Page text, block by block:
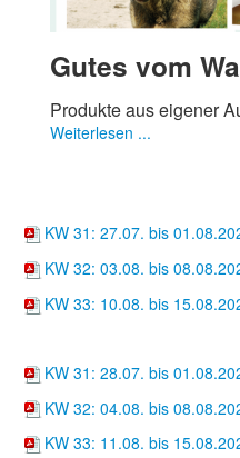
Gutes vom
Produkte aus eigener
Weiterlesen ...
KW 31: 27.07. bis
KW 32: 03.08. bis
KW 33: 10.08. bis
KW 31: 28.07. bis
KW 32: 04.08. bis
KW 33: 11.08. bis